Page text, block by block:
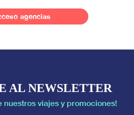
agencias
AL NEWSLETTER
nuestros viajes y promociones!